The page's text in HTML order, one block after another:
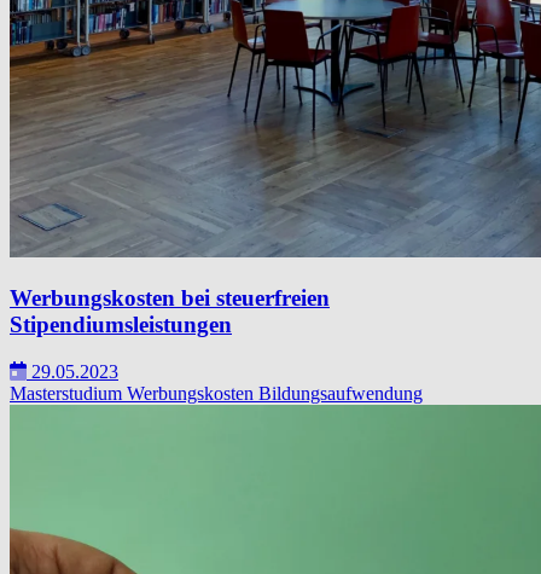
Werbungskosten bei steuerfreien
Stipendiumsleistungen
29.05.2023
Masterstudium Werbungskosten Bildungsaufwendung